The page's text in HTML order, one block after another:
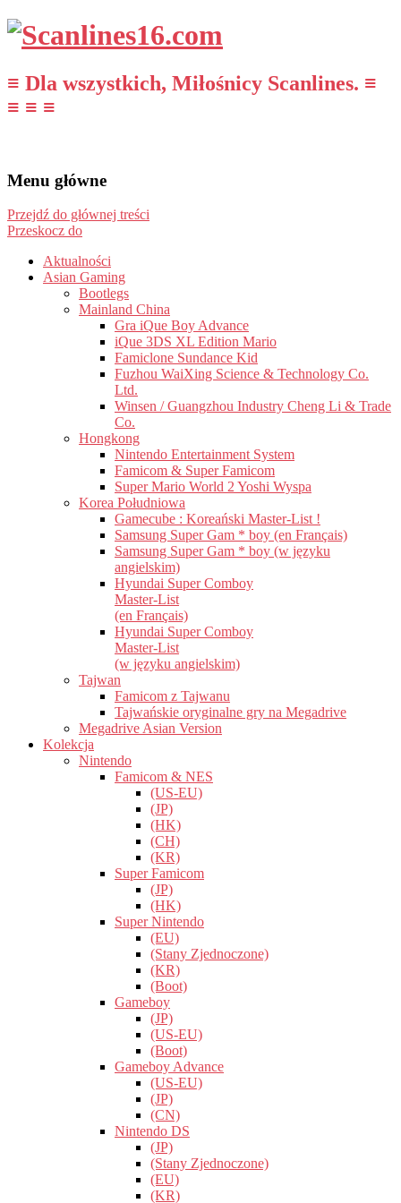
≡ Dla wszystkich, Miłośnicy Scanlines. ≡
≡ ≡ ≡
Menu główne
Przejdź do głównej treści
Przeskocz do
Aktualności
Asian Gaming
Bootlegs
Mainland China
Gra iQue Boy Advance
iQue 3DS XL Edition Mario
Famiclone Sundance Kid
Fuzhou WaiXing Science & Technology Co.
Ltd.
Winsen / Guangzhou Industry Cheng Li & Trade
Co.
Hongkong
Nintendo Entertainment System
Famicom & Super Famicom
Super Mario World 2 Yoshi Wyspa
Korea Południowa
Gamecube : Koreański Master-List !
Samsung Super Gam * boy (en Français)
Samsung Super Gam * boy (w języku
angielskim)
Hyundai Super Comboy
Master-List
(en Français)
Hyundai Super Comboy
Master-List
(w języku angielskim)
Tajwan
Famicom z Tajwanu
Tajwańskie oryginalne gry na Megadrive
Megadrive Asian Version
Kolekcja
Nintendo
Famicom & NES
(US-EU)
(JP)
(HK)
(CH)
(KR)
Super Famicom
(JP)
(HK)
Super Nintendo
(EU)
(Stany Zjednoczone)
(KR)
(Boot)
Gameboy
(JP)
(US-EU)
(Boot)
Gameboy Advance
(US-EU)
(JP)
(CN)
Nintendo DS
(JP)
(Stany Zjednoczone)
(EU)
(KR)